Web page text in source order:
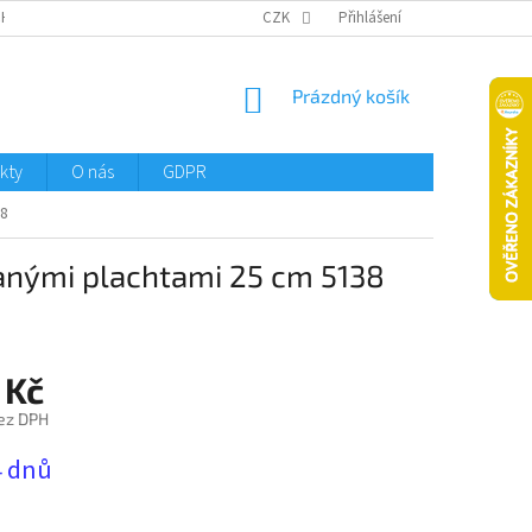
CZK Přihlášení
NÁKUPNÍ
Prázdný košík
O nás GDPR
plachtami 25 cm 5138
DPH
dnů